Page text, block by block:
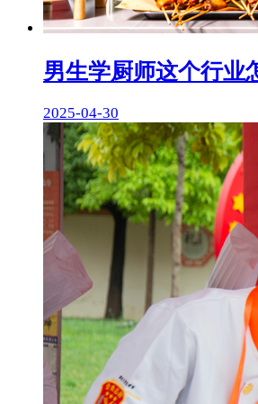
男生学厨师这个行业
2025-04-30